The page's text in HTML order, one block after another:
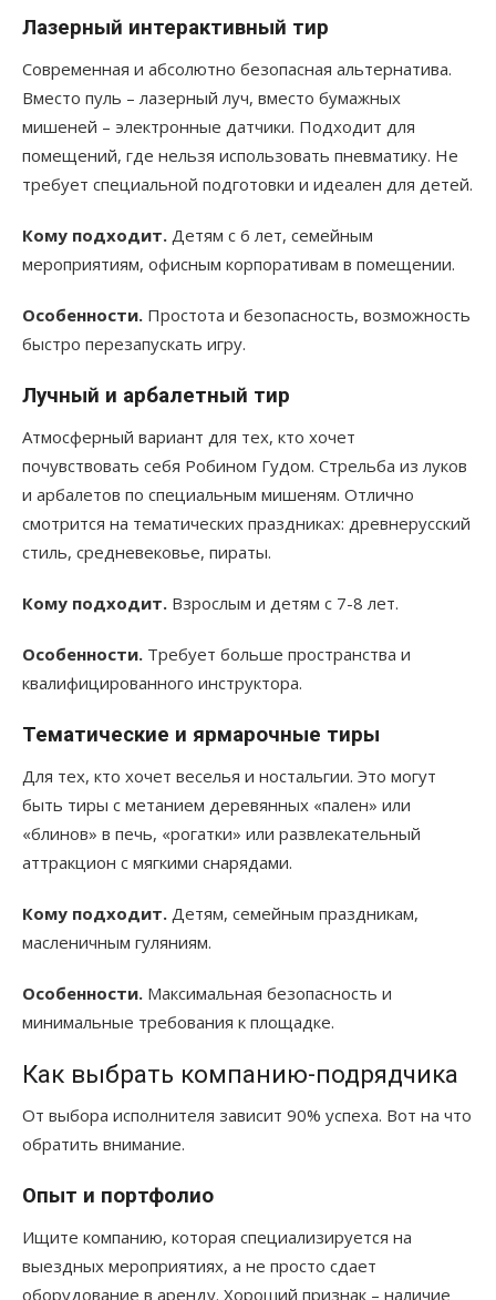
Лазерный интерактивный тир
Современная и абсолютно безопасная альтернатива.
Вместо пуль – лазерный луч, вместо бумажных
мишеней – электронные датчики. Подходит для
помещений, где нельзя использовать пневматику. Не
требует специальной подготовки и идеален для детей.
Кому подходит. Детям с 6 лет, семейным
мероприятиям, офисным корпоративам в помещении.
Особенности. Простота и безопасность, возможность
быстро перезапускать игру.
Лучный и арбалетный тир
Атмосферный вариант для тех, кто хочет
почувствовать себя Робином Гудом. Стрельба из луков
и арбалетов по специальным мишеням. Отлично
смотрится на тематических праздниках: древнерусский
стиль, средневековье, пираты.
Кому подходит. Взрослым и детям с 7-8 лет.
Особенности. Требует больше пространства и
квалифицированного инструктора.
Тематические и ярмарочные тиры
Для тех, кто хочет веселья и ностальгии. Это могут
быть тиры с метанием деревянных «пален» или
«блинов» в печь, «рогатки» или развлекательный
аттракцион с мягкими снарядами.
Кому подходит. Детям, семейным праздникам,
масленичным гуляниям.
Особенности. Максимальная безопасность и
минимальные требования к площадке.
Как выбрать компанию-подрядчика
От выбора исполнителя зависит 90% успеха. Вот на что
обратить внимание.
Опыт и портфолио
Ищите компанию, которая специализируется на
выездных мероприятиях, а не просто сдает
оборудование в аренду. Хороший признак – наличие